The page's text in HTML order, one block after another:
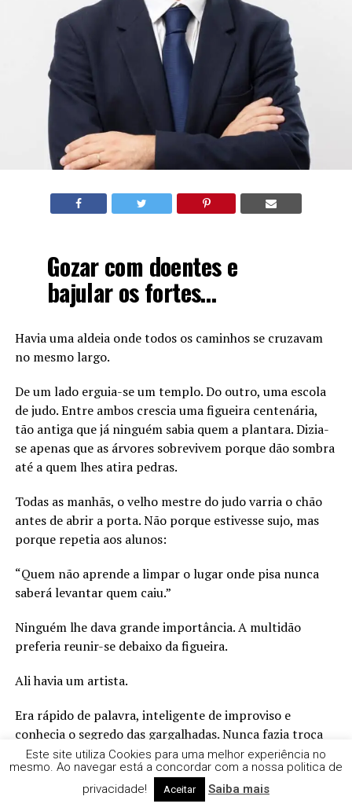
Gozar com doentes e
bajular os fortes…
Havia uma aldeia onde todos os caminhos se cruzavam
no mesmo largo.
De um lado erguia-se um templo. Do outro, uma escola
de judo. Entre ambos crescia uma figueira centenária,
tão antiga que já ninguém sabia quem a plantara. Dizia-
se apenas que as árvores sobrevivem porque dão sombra
até a quem lhes atira pedras.
Todas as manhãs, o velho mestre do judo varria o chão
antes de abrir a porta. Não porque estivesse sujo, mas
porque repetia aos alunos:
“Quem não aprende a limpar o lugar onde pisa nunca
saberá levantar quem caiu.”
Ninguém lhe dava grande importância. A multidão
preferia reunir-se debaixo da figueira.
Ali havia um artista.
Era rápido de palavra, inteligente de improviso e
conhecia o segredo das gargalhadas. Nunca fazia troça
do homem mais rico da aldeia. Nem do juiz. Nem do
senhor das terras. Quando eles passavam, sorria com
Este site utiliza Cookies para uma melhor experiência no
mesmo. Ao navegar está a concordar com a nossa politica de
privacidade!
Aceitar Saiba mais